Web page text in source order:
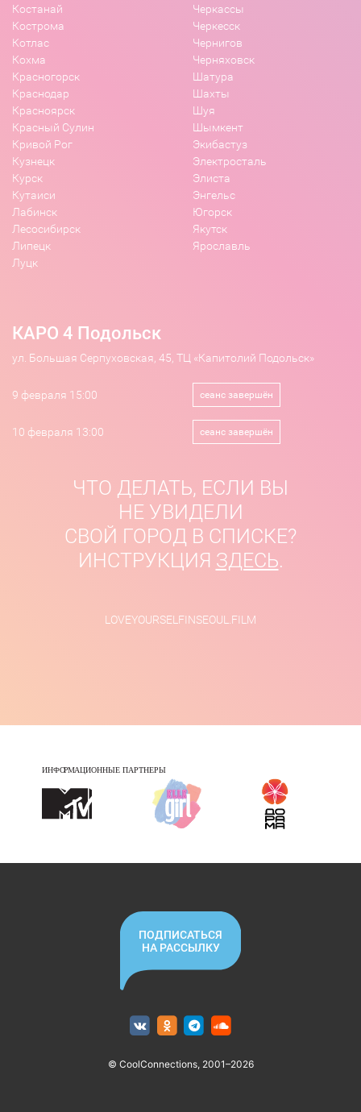
Костанай
Кострома
Котлас
Кохма
Красногорск
Краснодар
Красноярск
Красный Сулин
Кривой Рог
Кузнецк
Курск
Кутаиси
Лабинск
Лесосибирск
Липецк
Луцк
Черкассы
Черкесск
Чернигов
Черняховск
Шатура
Шахты
Шуя
Шымкент
Экибастуз
Электросталь
Элиста
Энгельс
Югорск
Якутск
Ярославль
КАРО 4 Подольск
ул. Большая Серпуховская, 45, ТЦ «Капитолий Подольск»
9 февраля 15:00 сеанс завершён
10 февраля 13:00 сеанс завершён
ЧТО ДЕЛАТЬ, ЕСЛИ ВЫ
НЕ УВИДЕЛИ
СВОЙ ГОРОД В СПИСКЕ?
ИНСТРУКЦИЯ ЗДЕСЬ.
LOVEYOURSELFINSEOUL.FILM
ПОДПИСАТЬСЯ
НА РАССЫЛКУ
© CoolConnections, 2001–2026